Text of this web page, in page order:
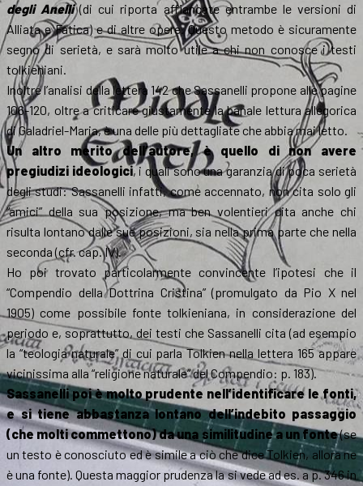
degli Anelli(di cui riporta affiancate entrambe le versioni di
Alliata e Fatica) e di altre opere. Questo metodo è sicuramente
segno di serietà, e sarà molto utile a chi non conosce i testi
tolkieniani.
Inoltre l’analisi della lettera 142 che Sassanelli propone alle pagine
106-120, oltre a criticare giustamente la banale lettura allegorica
di Galadriel-Maria, è una delle più dettagliate che abbia mai letto.
Un altro merito dell’autore, è quello di non avere
pregiudizi ideologici, i quali sono una garanzia di poca serietà
degli studi: Sassanelli infatti, come accennato, non cita solo gli
“amici” della sua posizione, ma ben volentieri cita anche chi
risulta lontano dalle sue posizioni, sia nella prima parte che nella
seconda (cfr. cap. IV).
Ho poi trovato particolarmente convincente l’ipotesi che il
“Compendio della Dottrina Cristina” (promulgato da Pio X nel
1905) come possibile fonte tolkieniana, in considerazione del
periodo e, soprattutto, dei testi che Sassanelli cita (ad esempio
la “teologia naturale” di cui parla Tolkien nella lettera 165 appare
vicinissima alla “religione naturale” del Compendio: p. 183).
Sassanelli poi è molto prudente nell’identificare le fonti,
e si tiene abbastanza lontano dell’indebito passaggio
(che molti commettono) da una similitudine a un fonte(se
un testo è conosciuto ed è simile a ciò che dice Tolkien, allora ne
è una fonte). Questa maggior prudenza la si vede ad es. a p. 346 in